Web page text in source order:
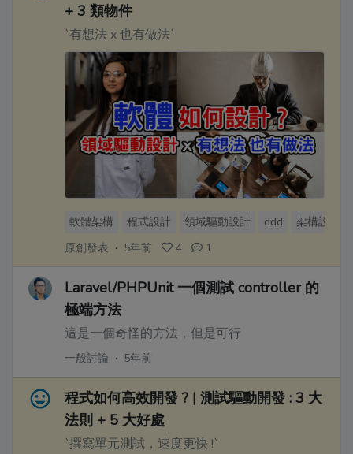
+ 3 類物件
`有想法 x 也有做法`
軟體架構 程式設計 領域驅動設計 ddd
架構設計
原創發表 · 5年前 4 1
Laravel/PHPUnit 一個測試 controller 的
極端方法
這是一個奇怪的方法，但是可行
一般討論 · 5年前
程式如何高效開發 ? | 測試驅動開發 : 3 大
法則 + 5 大好處
`撰寫單元測試，速度更快 !`